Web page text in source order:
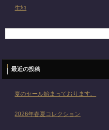
生地
最近の投稿
夏のセール始まっております。
2026年春夏コレクション